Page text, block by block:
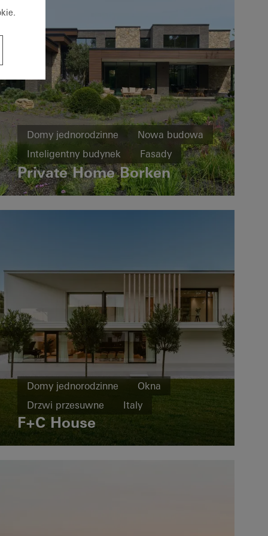
Domy jednorodzinne
Nowa budowa
Inteligentny budynek
Fasady
Drzwi przesuwne
Automatyka budynku
Germany
Private Home Borken
Domy jednorodzinne
Okna
Drzwi przesuwne
Italy
F+C House